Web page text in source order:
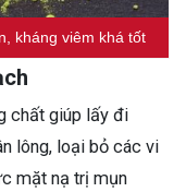
kháng viêm khá tốt
chất giúp lấy đi
lông, loại bỏ các vi
mặt nạ trị mụn